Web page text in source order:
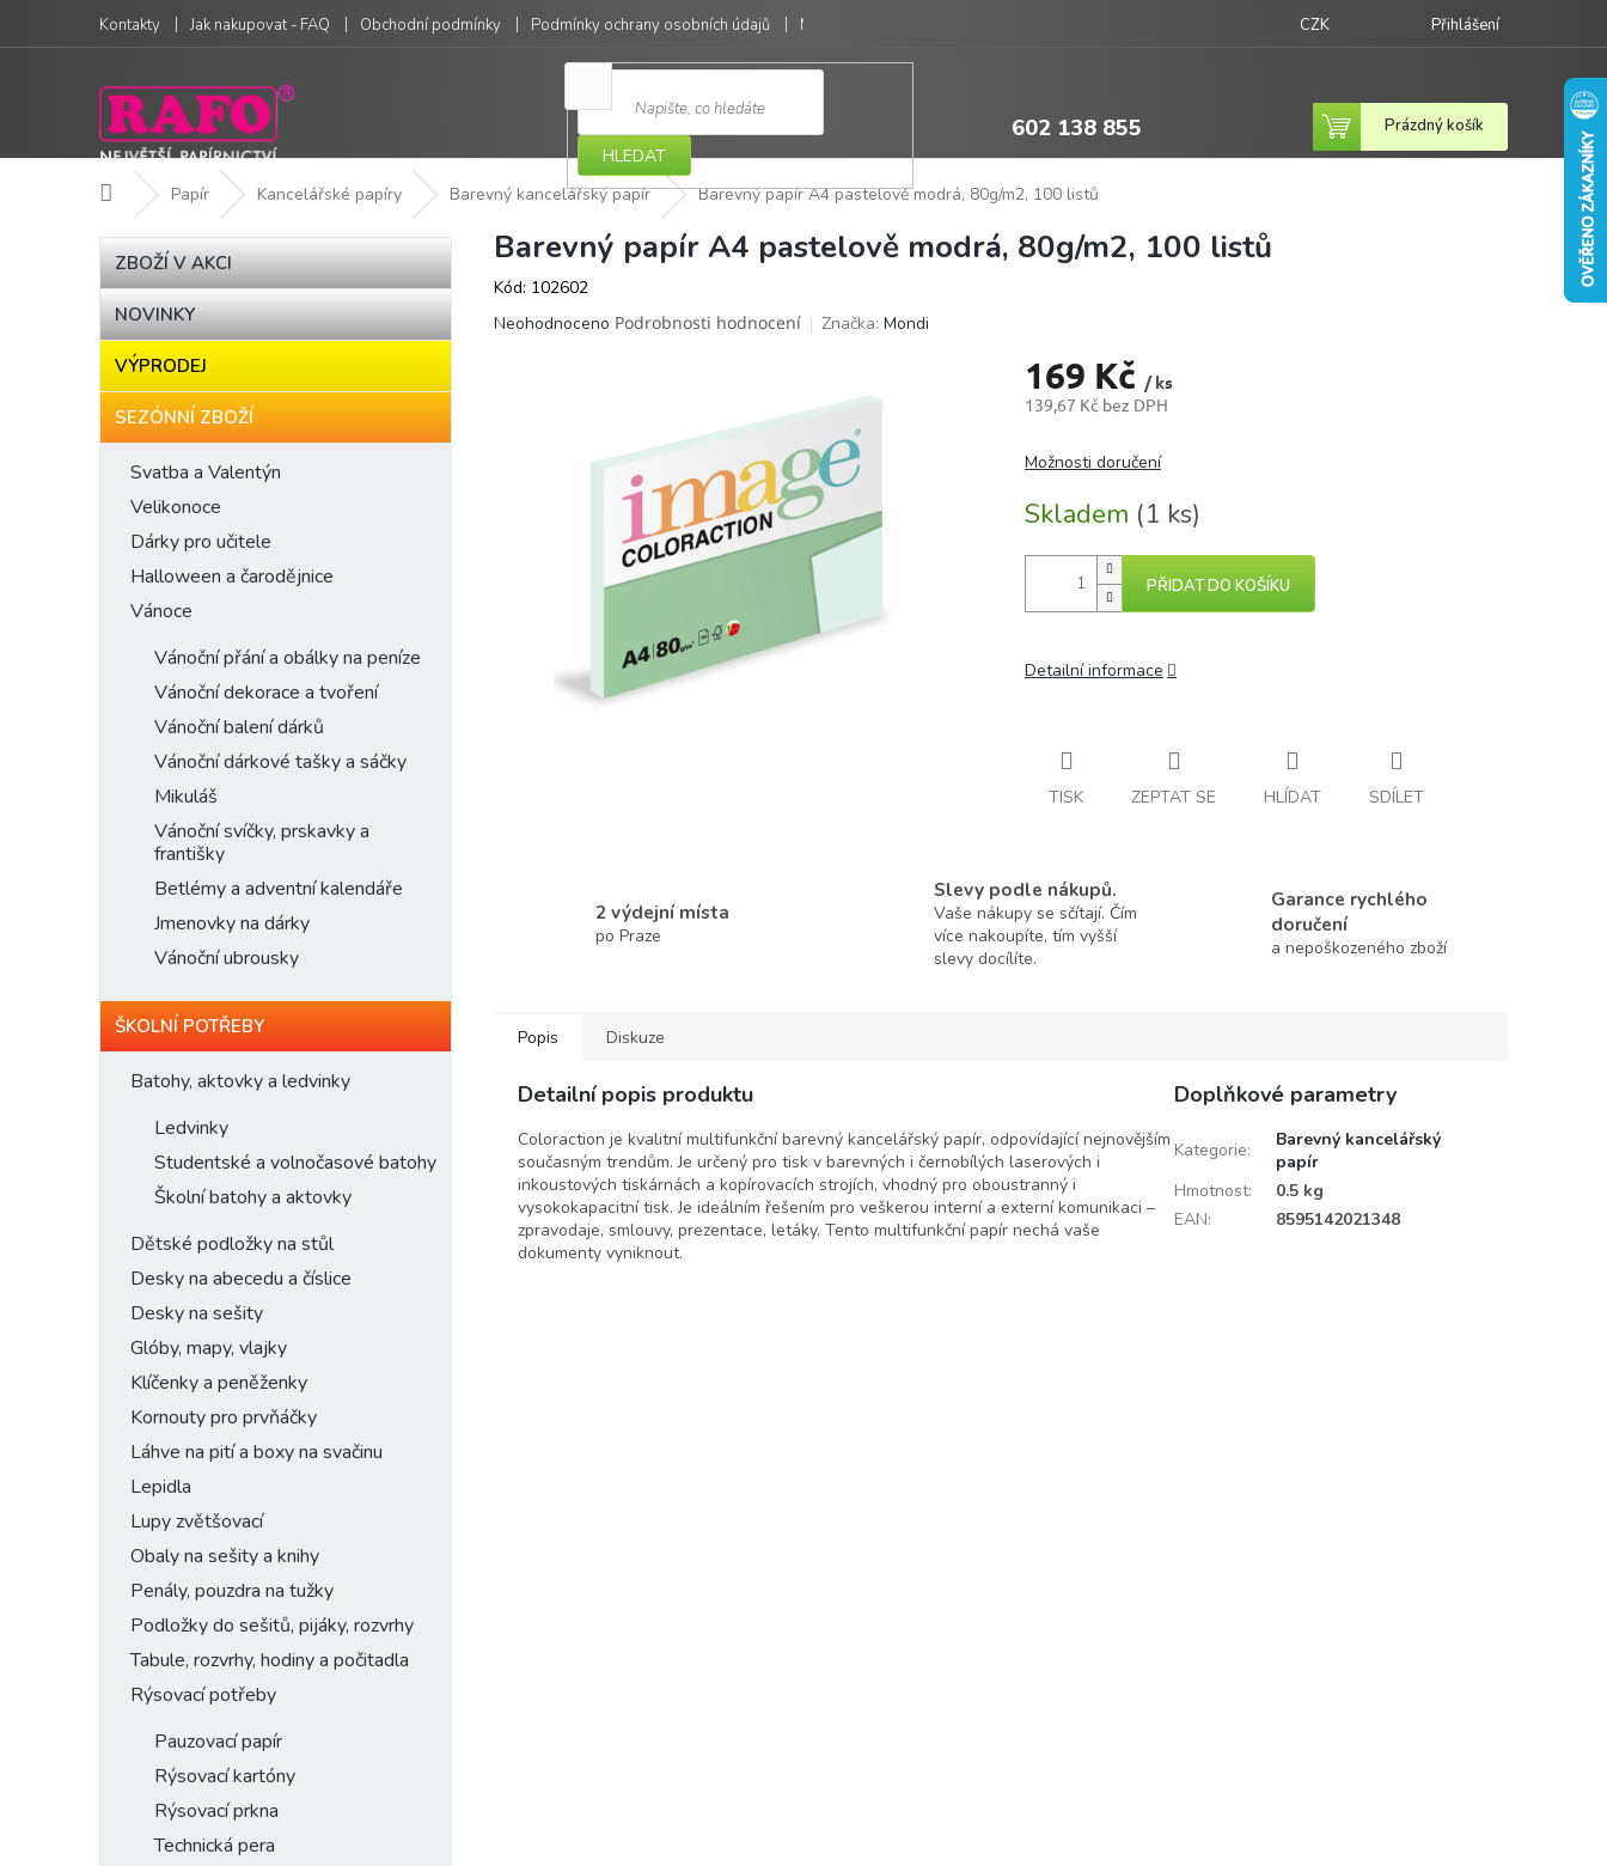
obsah
Kontakty Jak nakupovat - FAQ Obchodní podmínky Podmínky ochrany osobních údajů Moje objednávka CZK Přihlášení
HLEDAT
602 138 855
Nákupní
košík
Prázdný košík
Domů Papír Kancelářské papíry Barevný kancelářský papír Barevný papír A4 pastelově modrá, 80g/m2, 100 listů
P
o
s
t
Přeskočit
kategorie
ZBOŽÍ V AKCI
NOVINKY
VÝPRODEJ
SEZÓNNÍ ZBOŽÍ
Svatba a Valentýn
Velikonoce
Dárky pro učitele
Halloween a čarodějnice
Vánoce
Vánoční přání a obálky na peníze
Vánoční dekorace a tvoření
Vánoční balení dárků
Vánoční dárkové tašky a sáčky
Mikuláš
Vánoční svíčky, prskavky a
františky
Betlémy a adventní kalendáře
Jmenovky na dárky
Vánoční ubrousky
ŠKOLNÍ POTŘEBY
Batohy, aktovky a ledvinky
Ledvinky
Studentské a volnočasové batohy
Školní batohy a aktovky
Dětské podložky na stůl
Desky na abecedu a číslice
Desky na sešity
Glóby, mapy, vlajky
Klíčenky a peněženky
Kornouty pro prvňáčky
Láhve na pití a boxy na svačinu
Lepidla
Lupy zvětšovací
Obaly na sešity a knihy
Penály, pouzdra na tužky
Podložky do sešitů, pijáky, rozvrhy
Tabule, rozvrhy, hodiny a počitadla
Rýsovací potřeby
Pauzovací papír
Rýsovací kartóny
Rýsovací prkna
Technická pera
Barevný papír A4 pastelově modrá, 80g/m2, 100 listů
Kód: 102602
Průměrné
Neohodnoceno Podrobnosti hodnocení Značka: Mondi
169 Kč / ks
139,67 Kč bez DPH
cena:
Skladem (1 ks)
Možnosti doručení
PŘIDAT DO KOŠÍKU
Detailní informace
TISK ZEPTAT SE HLÍDAT SDÍLET
2 výdejní místa
po Praze
Slevy podle nákupů.
Vaše nákupy se sčítají. Čím
více nakoupíte, tím vyšší
slevy docílíte.
Garance rychlého
doručení
a nepoškozeného zboží
Popis Diskuze
Detailní popis produktu
Coloraction je kvalitní multifunkční barevný kancelářský papír, odpovídající nejnovějším
současným trendům. Je určený pro tisk v barevných i černobílých laserových i
inkoustových tiskárnách a kopírovacích strojích, vhodný pro oboustranný i
vysokokapacitní tisk. Je ideálním řešením pro veškerou interní a externí komunikaci –
zpravodaje, smlouvy, prezentace, letáky. Tento multifunkční papír nechá vaše
dokumenty vyniknout.
Doplňkové parametry
Kategorie:
Barevný kancelářský
papír
Hmotnost:
0.5 kg
EAN: 8595142021348